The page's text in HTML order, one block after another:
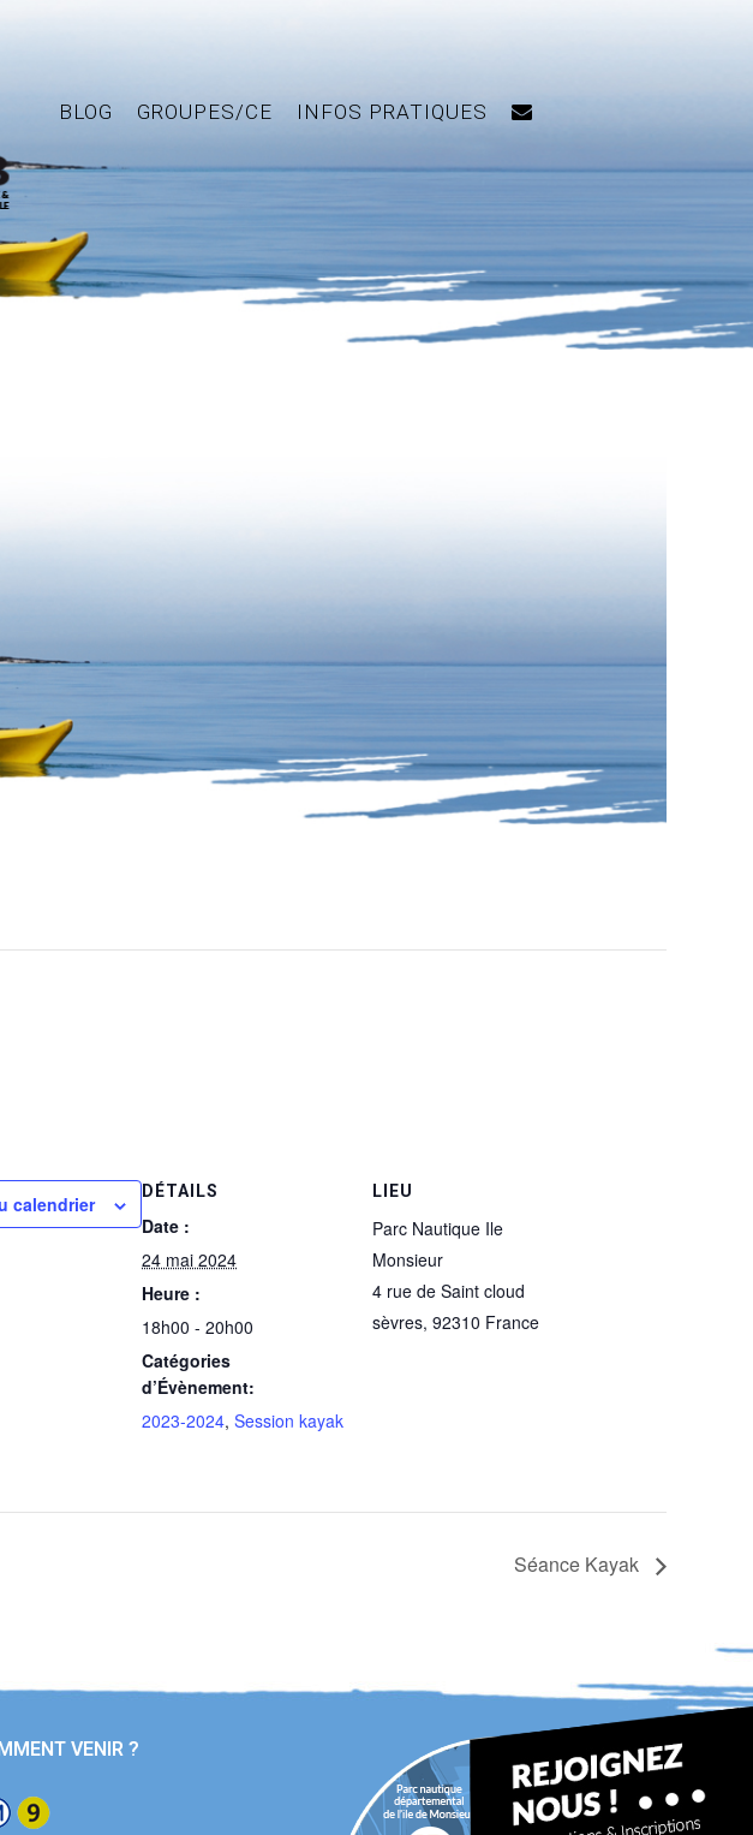
BLOG GROUPES/CE INFOS PRATIQUES
calendrier
DÉTAILS
Date :
24 mai 2024
Heure :
18h00 - 20h00
Catégories
d’Évènement:
2023-2024, Session kayak
LIEU
Parc Nautique Ile
Monsieur
4 rue de Saint cloud
sèvres, 92310 France
Séance Kayak
VENIR ?